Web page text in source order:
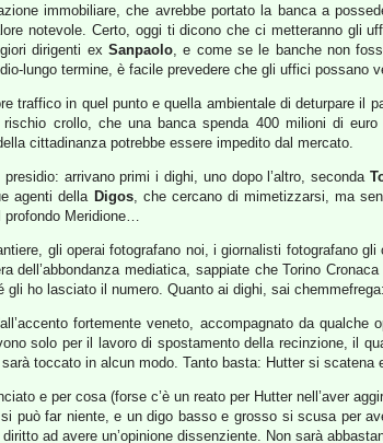
immobiliare, che avrebbe portato la banca a
notevole. Certo, oggi ti dicono che ci metteranno gli
dirigenti ex Sanpaolo, e come se le banche non
lungo termine, è facile prevedere che gli uffici possano
traffico in quel punto e quella ambientale di deturpare
crollo, che una banca spenda 400 milioni di
cittadinanza potrebbe essere impedito dal mercato.
arrivano primi i dighi, uno dopo l’altro, seconda
agenti della Digos, che cercano di mimetizzarsi, ma
profondo Meridione…
gli operai fotografano noi, i giornalisti fotografano
dell’abbondanza mediatica, sappiate che Torino
gli ho lasciato il numero. Quanto ai dighi, sai
fortemente veneto, accompagnato da qualche
solo per il lavoro di spostamento della recinzione, il
toccato in alcun modo. Tanto basta: Hutter si scatena
e per cosa (forse c’è un reato per Hutter nell’aver
può far niente, e un digo basso e grosso si scusa per
ad avere un’opinione dissenziente. Non sarà